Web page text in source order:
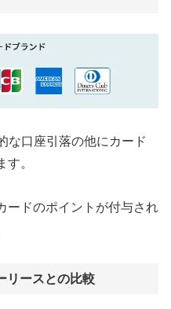
な口座引落の他にカード
。
ードのポイントが付与され
リースとの比較